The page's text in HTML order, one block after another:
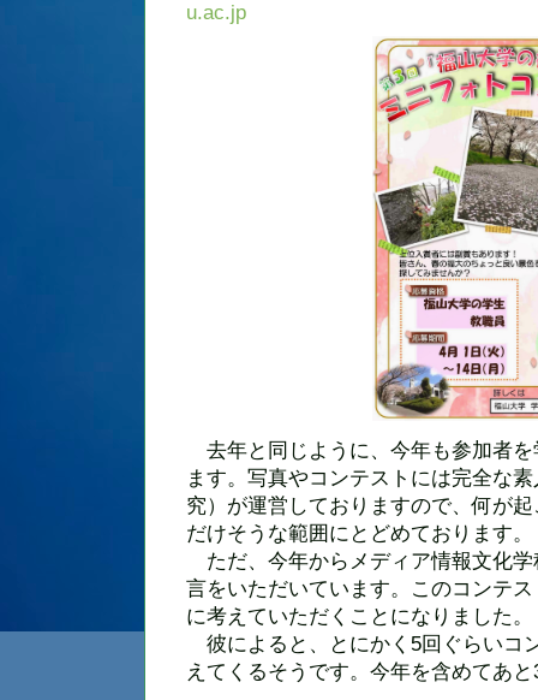
u.ac.jp
去年と同じように、今年も参加者
ます。写真やコンテストには完全な
究）が運営しておりますので、何が
だけそうな範囲にとどめております。
ただ、今年からメディア情報文化
言をいただいています。このコンテ
に考えていただくことになりました。
彼によると、とにかく5回ぐらいコ
えてくるそうです。今年を含めてあ